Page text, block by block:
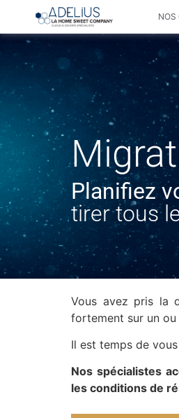
NOS
Planifiez
tirer tous
Vous avez pris la
fortement sur un ou
Il est temps de
Nos spécialistes
les conditions de